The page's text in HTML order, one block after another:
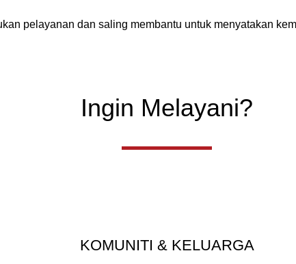
pelayanan dan saling membantu untuk menyatakan
Ingin Melayani?
KOMUNITI & KELUARGA